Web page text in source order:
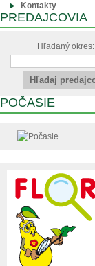
Kontakty
PREDAJCOVIA
Hľadaný okres:
POČASIE